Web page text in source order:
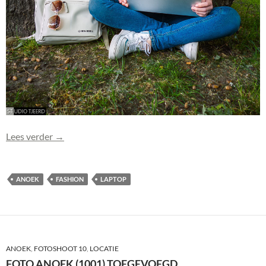
Lees verder Foto Anoek (1002) toegevoegd
→
ANOEK FASHION LAPTOP
ANOEK FOTOSHOOT 10 LOCATIE